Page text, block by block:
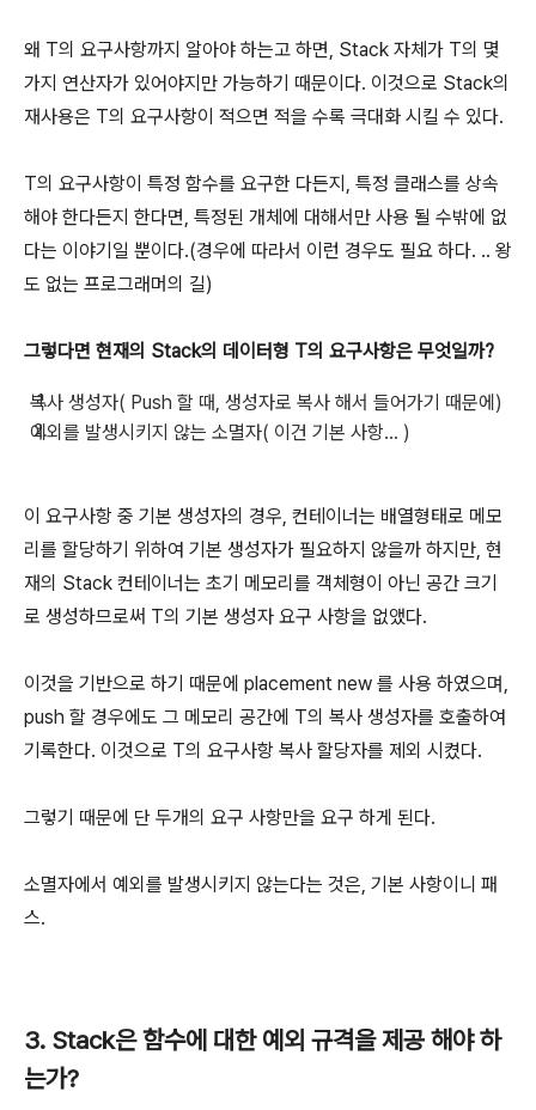
왜 T의 요구사항까지 알아야 하는고 하면, Stack 자체가 T의 몇
가지 연산자가 있어야지만 가능하기 때문이다. 이것으로 Stack의
재사용은 T의 요구사항이 적으면 적을 수록 극대화 시킬 수 있다.
T의 요구사항이 특정 함수를 요구한 다든지, 특정 클래스를 상속
해야 한다든지 한다면, 특정된 개체에 대해서만 사용 될 수밖에 없
다는 이야기일 뿐이다.(경우에 따라서 이런 경우도 필요 하다. .. 왕
도 없는 프로그래머의 길)
그렇다면 현재의 Stack의 데이터형 T의 요구사항은 무엇일까?
복사 생성자( Push 할 때, 생성자로 복사 해서 들어가기 때문에)
예외를 발생시키지 않는 소멸자( 이건 기본 사항... )
이 요구사항 중 기본 생성자의 경우, 컨테이너는 배열형태로 메모
리를 할당하기 위하여 기본 생성자가 필요하지 않을까 하지만, 현
재의 Stack 컨테이너는 초기 메모리를 객체형이 아닌 공간 크기
로 생성하므로써 T의 기본 생성자 요구 사항을 없앴다.
이것을 기반으로 하기 때문에 placement new 를 사용 하였으며,
push 할 경우에도 그 메모리 공간에 T의 복사 생성자를 호출하여
기록한다. 이것으로 T의 요구사항 복사 할당자를 제외 시켰다.
그렇기 때문에 단 두개의 요구 사항만을 요구 하게 된다.
소멸자에서 예외를 발생시키지 않는다는 것은, 기본 사항이니 패
스.
3. Stack은 함수에 대한 예외 규격을 제공 해야 하
는가?